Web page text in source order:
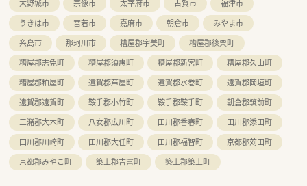
大野城市
宗像市 太宰府市 古賀市
福津市
うきは市
宮若市 嘉麻市 朝倉市
みやま市
糸島市
那珂川市 糟屋郡宇美町
糟屋郡篠栗町
糟屋郡志免町
糟屋郡須惠町 糟屋郡新宮町
糟屋郡久山町
糟屋郡粕屋町
遠賀郡芦屋町 遠賀郡水巻町
遠賀郡岡垣町
遠賀郡遠賀町
鞍手郡小竹町 鞍手郡鞍手町
朝倉郡筑前町
三潴郡大木町
八女郡広川町 田川郡香春町
田川郡添田町
田川郡川崎町
田川郡大任町 田川郡福智町
京都郡苅田町
京都郡みやこ町
築上郡吉富町 築上郡築上町